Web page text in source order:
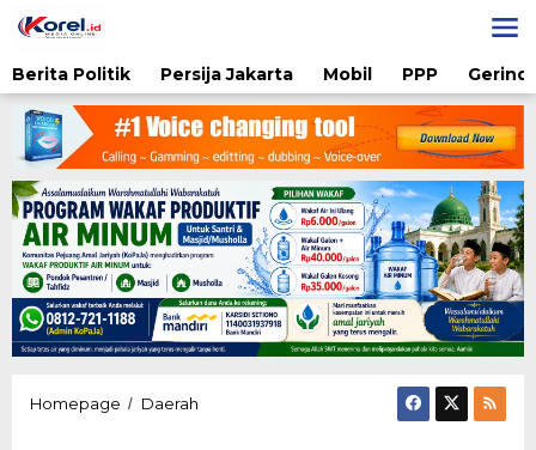
ke
Berita Politik
Persija Jakarta Mobil PPP
Homepage / Daerah